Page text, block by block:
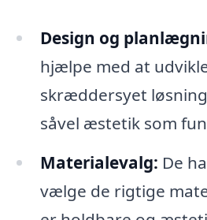
Design og
hjælpe med at
skræddersyet
såvel æstetik som
Materialevalg: De
vælge de rigtige